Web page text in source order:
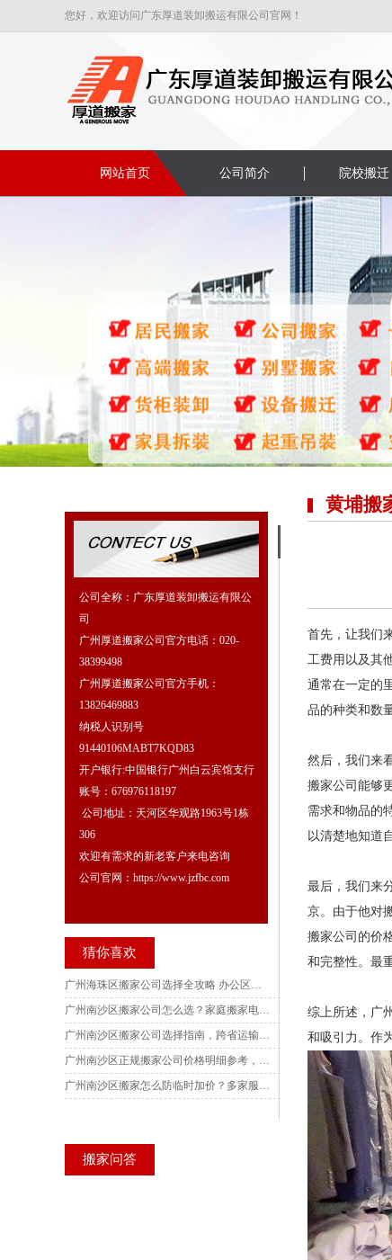
您好，欢迎访问广东厚道装卸搬运有限公司官网！
网站首页 公司简介 院校搬迁
黄埔搬
首先，让我们
工费用以及其
通常在一定的
品的种类和数
然后，我们来
搬家公司能够
需求和物品的
以清楚地知道
最后，我们来
京。由于他对
搬家公司的价
和完整性。最
综上所述，广
和吸引力。作
公司全称：广东厚道装卸搬运有限公
司
广州厚道搬家公司官方电话：020-
38399498
广州厚道搬家公司官方手机：
13826469883
纳税人识别号
91440106MABT7KQD83
开户银行:中国银行广州白云宾馆支行
账号：676976118197
公司地址：天河区华观路1963号1栋
306
欢迎有需求的新老客户来电咨询
公司官网：https://www.jzfbc.com
猜你喜欢
广州海珠区搬家公司选择全攻略 办公区搬迁全方案 五家电话实测对比深度解析
广州南沙区搬家公司怎么选？家庭搬家电话实测，各镇街别墅搬迁避坑指南与收费核验技巧
广州南沙区搬家公司选择指南，跨省运输风险规避要点，多家服务商电话实地核验参考
广州南沙区正规搬家公司价格明细参考，南沙产业园写字楼搬迁服务商实测，订单记录可核验查询
广州南沙区搬家怎么防临时加价？多家服务商电话实测，收费标准、搬迁场景与风险防范完整梳理
搬家问答